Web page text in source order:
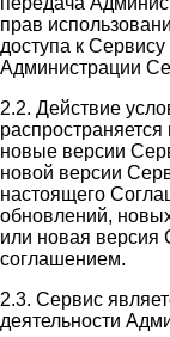
прав
доступа к
Администрации
2.2. Действие
новые версии
новой версии
настоящего
обновлений,
или новая версия
соглашением.
2.3. Сервис
деятельности